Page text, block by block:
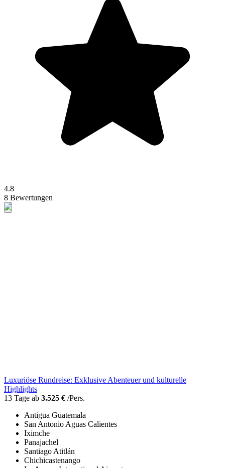
4.8
8 Bewertungen
Luxuriöse Rundreise: Exklusive Abenteuer und kulturelle
Highlights
13 Tage ab 3.525 € /Pers.
Antigua Guatemala
San Antonio Aguas Calientes
Iximche
Panajachel
Santiago Atitlán
Chichicastenango